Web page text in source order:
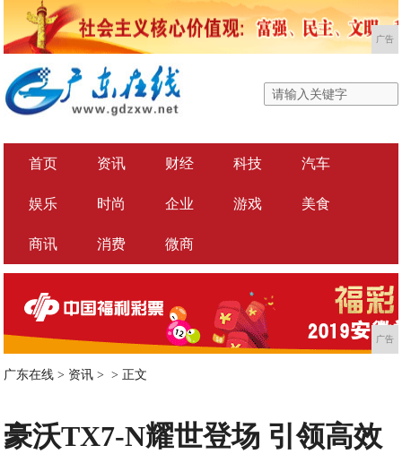
广告
首页 资讯 财经 科技 汽车
娱乐 时尚 企业 游戏 美食
商讯 消费 微商
广告
广东在线 > 资讯 > > 正文
豪沃TX7-N耀世登场 引领高效